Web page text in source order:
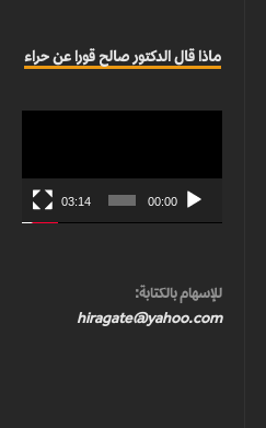
ماذا قال الدكتور صالح قورا عن حراء
00:00
03:14
للإسهام بالكتابة:
hiragate@yahoo.com